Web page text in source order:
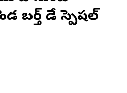
బర్త్ డే స్పెషల్